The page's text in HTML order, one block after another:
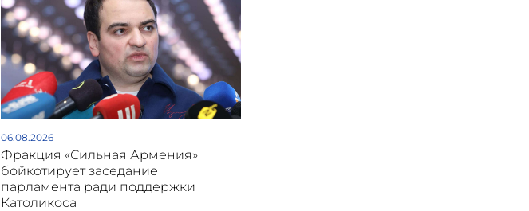
06.08.2026
Фракция «Сильная Армения»
бойкотирует заседание
парламента ради поддержки
Католикоса